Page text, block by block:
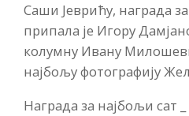
Саши Јеврићу, награда
припала је Игору
колумну Ивану
најбољу фотографију
Награда за најбољи сат